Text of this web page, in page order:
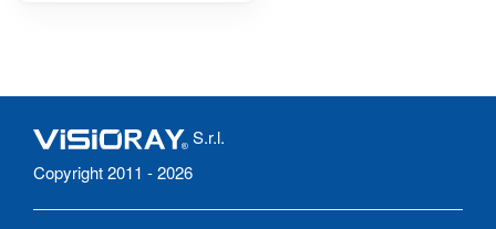
S.r.l.
Copyright 2011 - 2026